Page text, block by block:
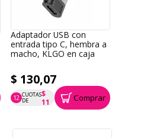
Adaptador USB con
entrada tipo C, hembra a
macho, KLGO en caja
$ 130,07
12 CUOTAS
DE
$
11
P.T.F. $ 130 Comprar